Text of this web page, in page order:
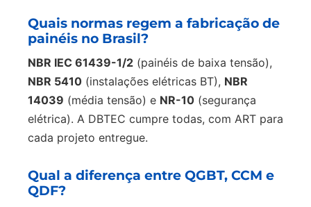
Quais normas regem a fabricação de
painéis no Brasil?
NBR IEC 61439-1/2 (painéis de baixa tensão),
NBR 5410 (instalações elétricas BT), NBR
14039 (média tensão) e NR-10 (segurança
elétrica). A DBTEC cumpre todas, com ART para
cada projeto entregue.
Qual a diferença entre QGBT, CCM e
QDF?